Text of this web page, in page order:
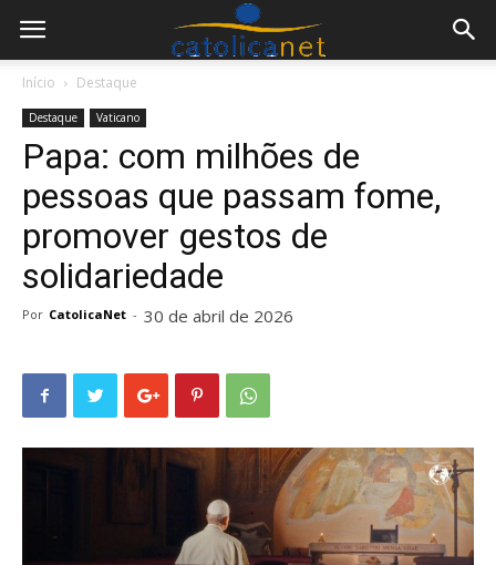
Início Destaque
Destaque Vaticano
Papa: com milhões de
pessoas que passam fome,
promover gestos de
solidariedade
Por CatolicaNet - 30 de abril de 2026